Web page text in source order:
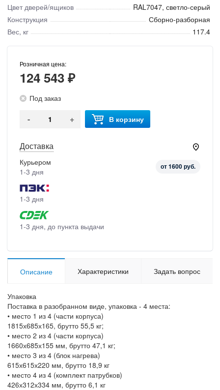
Цвет дверей/ящиков
RAL7047, светло-серый
Конструкция
Сборно-разборная
Вес, кг
117.4
Розничная цена:
124 543 ₽
Под заказ
- + В корзину
Доставка
Курьером
1-3 дня
от 1600 руб.
1-3 дня
1-3 дня, до пункта выдачи
Описание Характеристики Задать вопрос
Упаковка
Поставка в разобранном виде, упаковка - 4 места:
• место 1 из 4 (части корпуса)
1815х685х165, брутто 55,5 кг;
• место 2 из 4 (части корпуса)
1660х685х155 мм, брутто 47,1 кг;
• место 3 из 4 (блок нагрева)
615х615х220 мм, брутто 18,9 кг
• место 4 из 4 (комплект патрубков)
426х312х334 мм, брутто 6,1 кг